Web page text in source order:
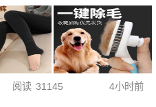
阅读 31145 4小时前